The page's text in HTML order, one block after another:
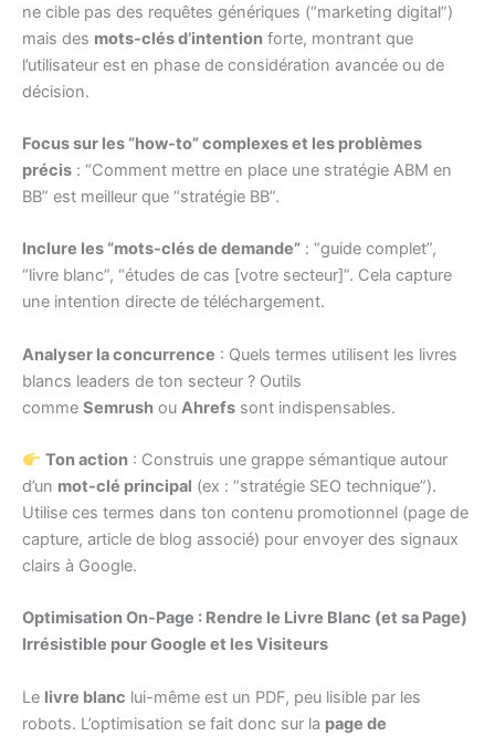
ne cible pas des requêtes génériques (“marketing digital”)
mais des mots-clés d’intention forte, montrant que
l’utilisateur est en phase de considération avancée ou de
décision.
Focus sur les “how-to” complexes et les problèmes
précis : “Comment mettre en place une stratégie ABM en
BB” est meilleur que “stratégie BB”.
Inclure les “mots-clés de demande” : “guide complet”,
“livre blanc”, “études de cas [votre secteur]”. Cela capture
une intention directe de téléchargement.
Analyser la concurrence : Quels termes utilisent les livres
blancs leaders de ton secteur ? Outils
comme Semrush ou Ahrefs sont indispensables.
Ton action: Construis une grappe sémantique autour
d’un mot-clé principal (ex : “stratégie SEO technique”).
Utilise ces termes dans ton contenu promotionnel (page de
capture, article de blog associé) pour envoyer des signaux
clairs à Google.
Optimisation On-Page : Rendre le Livre Blanc (et sa Page)
Irrésistible pour Google et les Visiteurs
Le livre blanc lui-même est un PDF, peu lisible par les
robots. L’optimisation se fait donc sur la page de